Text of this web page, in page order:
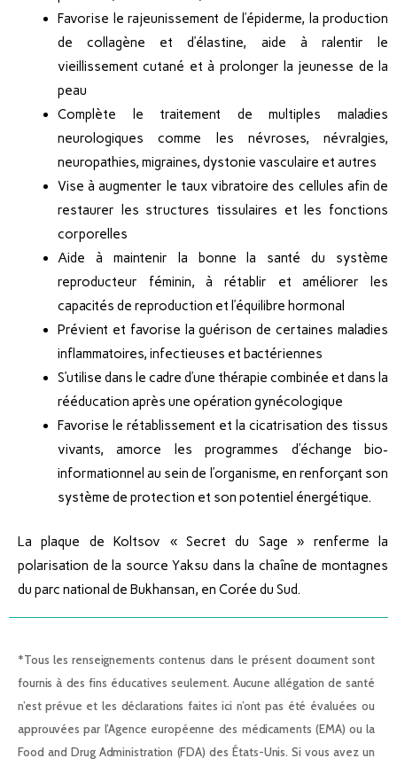
Favorise le rajeunissement de l’épiderme, la production
de collagène et d’élastine, aide à ralentir le
vieillissement cutané et à prolonger la jeunesse de la
peau
Complète le traitement de multiples maladies
neurologiques comme les névroses, névralgies,
neuropathies, migraines, dystonie vasculaire et autres
Vise à augmenter le taux vibratoire des cellules afin de
restaurer les structures tissulaires et les fonctions
corporelles
Aide à maintenir la bonne la santé du système
reproducteur féminin, à rétablir et améliorer les
capacités de reproduction et l’équilibre hormonal
Prévient et favorise la guérison de certaines maladies
inflammatoires, infectieuses et bactériennes
S’utilise dans le cadre d’une thérapie combinée et dans la
rééducation après une opération gynécologique
Favorise le rétablissement et la cicatrisation des tissus
vivants, amorce les programmes d’échange bio-
informationnel au sein de l’organisme, en renforçant son
système de protection et son potentiel énergétique.
La plaque de Koltsov « Secret du Sage » renferme la
polarisation de la source Yaksu dans la chaîne de montagnes
du parc national de Bukhansan, en Corée du Sud.
*Tous les renseignements contenus dans le présent document sont
fournis à des fins éducatives seulement. Aucune allégation de santé
n’est prévue et les déclarations faites ici n’ont pas été évaluées ou
approuvées par l’Agence européenne des médicaments (EMA) ou la
Food and Drug Administration (FDA) des États-Unis. Si vous avez un